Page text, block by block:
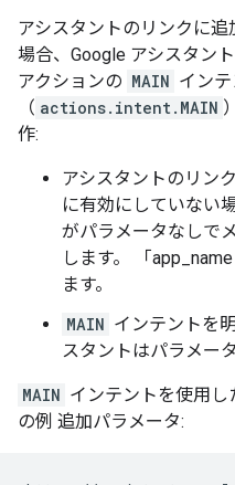
アシスタントのリンクに
場合、Google アシスタン
アクションの MAIN インテ
（ actions.intent.MAIN
作:
アシスタントのリン
に有効にしていない
がパラメータなしで
します。 「
ます。
MAIN インテントを
スタントはパラメー
MAIN インテントを使用し
の例 追加パラメータ: